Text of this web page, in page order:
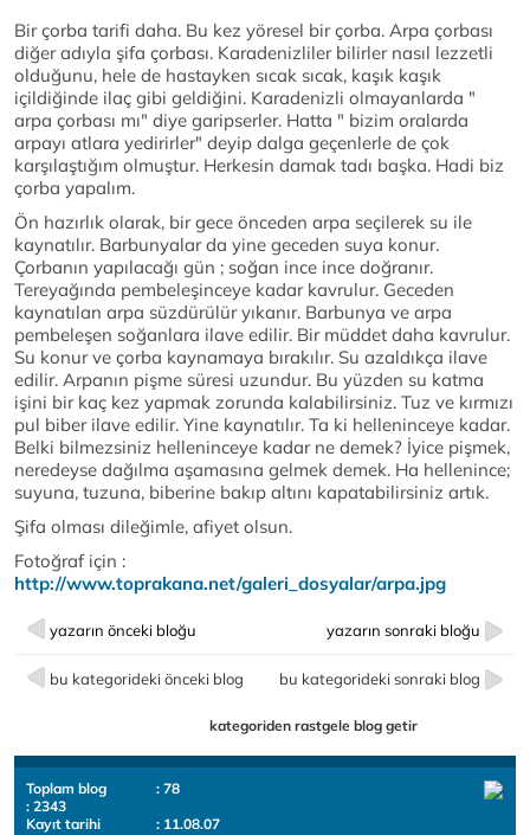
Bir çorba tarifi daha. Bu kez yöresel bir çorba. Arpa çorbası
diğer adıyla şifa çorbası. Karadenizliler bilirler nasıl lezzetli
olduğunu, hele de hastayken sıcak sıcak, kaşık kaşık
içildiğinde ilaç gibi geldiğini. Karadenizli olmayanlarda "
arpa çorbası mı" diye garipserler. Hatta " bizim oralarda
arpayı atlara yedirirler" deyip dalga geçenlerle de çok
karşılaştığım olmuştur. Herkesin damak tadı başka. Hadi biz
çorba yapalım.
Ön hazırlık olarak, bir gece önceden arpa seçilerek su ile
kaynatılır. Barbunyalar da yine geceden suya konur.
Çorbanın yapılacağı gün ; soğan ince ince doğranır.
Tereyağında pembeleşinceye kadar kavrulur. Geceden
kaynatılan arpa süzdürülür yıkanır. Barbunya ve arpa
pembeleşen soğanlara ilave edilir. Bir müddet daha kavrulur.
Su konur ve çorba kaynamaya bırakılır. Su azaldıkça ilave
edilir. Arpanın pişme süresi uzundur. Bu yüzden su katma
işini bir kaç kez yapmak zorunda kalabilirsiniz. Tuz ve kırmızı
pul biber ilave edilir. Yine kaynatılır. Ta ki helleninceye kadar.
Belki bilmezsiniz helleninceye kadar ne demek? İyice pişmek,
neredeyse dağılma aşamasına gelmek demek. Ha hellenince;
suyuna, tuzuna, biberine bakıp altını kapatabilirsiniz artık.
Şifa olması dileğimle, afiyet olsun.
Fotoğraf için :
http://www.toprakana.net/galeri_dosyalar/arpa.jpg
yazarın önceki bloğu yazarın sonraki bloğu
bu kategorideki önceki blog bu kategorideki sonraki blog
kategoriden rastgele blog getir
Toplam blog
: 78
: 2343
Kayıt tarihi
: 11.08.07